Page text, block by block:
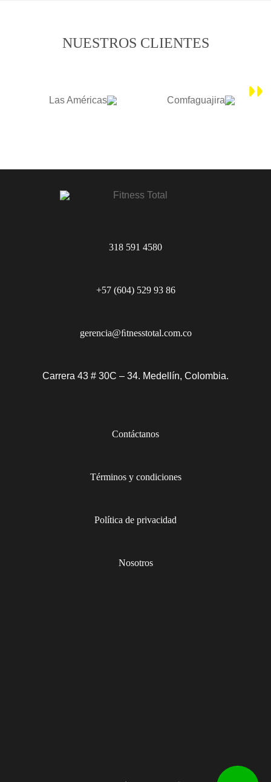
NUESTROS CLIENTES
318 591 4580
+57 (604) 529 93 86
gerencia@ﬁtnesstotal.com.co
Carrera 43 # 30C – 34. Medellín, Colombia.
Contáctanos
Términos y condiciones
Política de privacidad
Nosotros